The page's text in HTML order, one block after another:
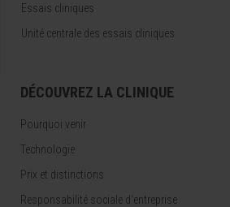
Essais cliniques
Unité centrale des essais cliniques
DÉCOUVREZ LA CLINIQUE
Pourquoi venir
Technologie
Prix et distinctions
Responsabilité sociale d'entreprise